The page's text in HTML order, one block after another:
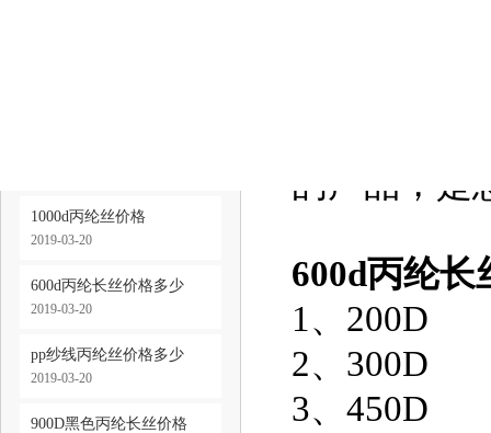
1000d丙纶丝价格
2019-03-20
600d丙纶长丝价格多少
2019-03-20
pp纱线丙纶丝价格多少
2019-03-20
900D黑色丙纶长丝价格
的产品，是
600d丙纶长
1、200D
2、300D
3、450D